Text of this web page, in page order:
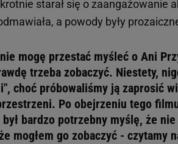
starał się o zaangażowanie
a powody były
nie mogę przestać myśleć o Ani
trzeba zobaczyć. Niestety,
choć próbowaliśmy ją zaprosić
Po obejrzeniu tego
bardzo potrzebny myślę, że
mogłem go zobaczyć - czytamy